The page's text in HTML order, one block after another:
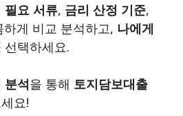
필요 서류, 금리 산정 기준,
하게 비교 분석하고, 나에게
선택하세요.
분석을 통해 토지담보대출
요!